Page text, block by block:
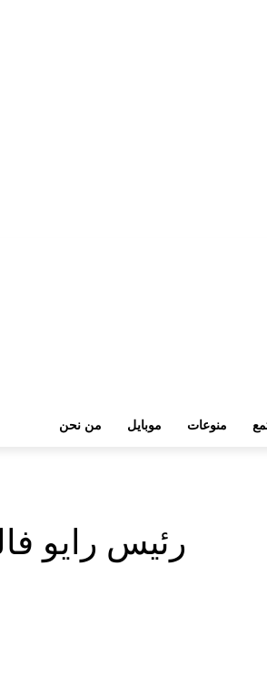
منوعات موبايل من نحن
رئيس رايو